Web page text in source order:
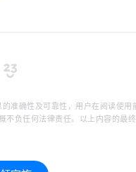
准确性及可靠性，用户在阅读使
负任何法律责任。以上内容的最终